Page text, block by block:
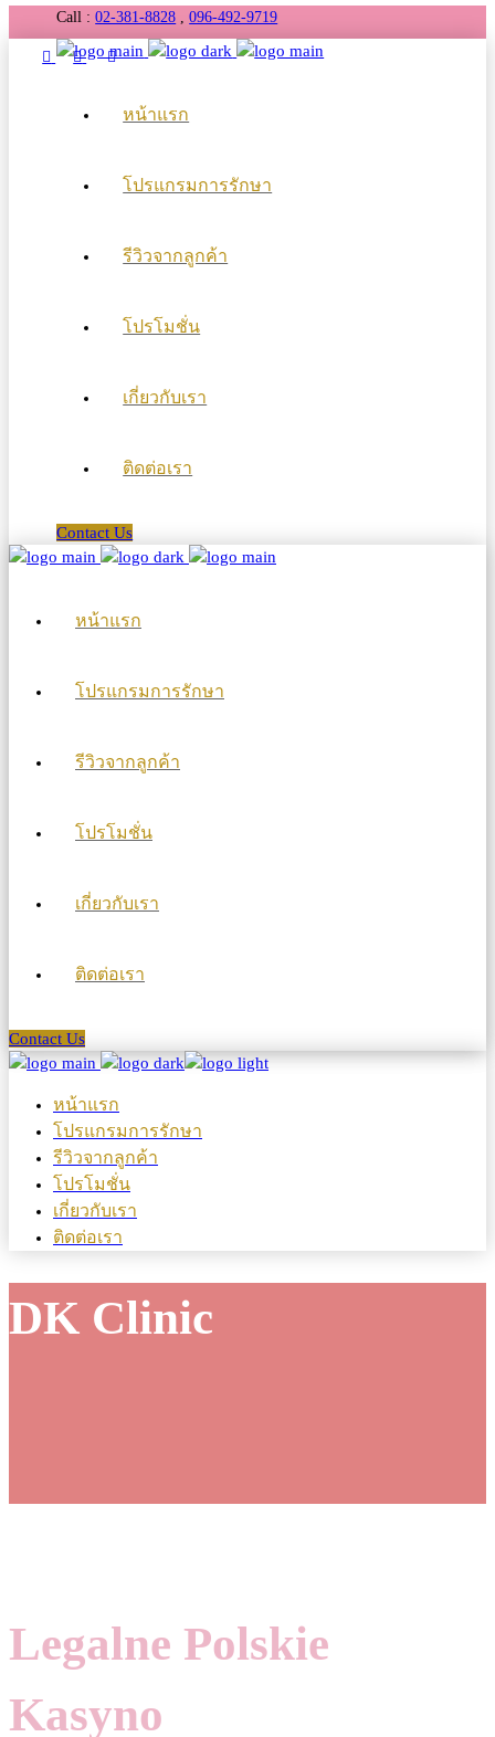
Call :02-381-8828 ,096-492-9719
หน้าแรก
โปรแกรมการรักษา
รีวิวจากลูกค้า
โปรโมชั่น
เกี่ยวกับเรา
ติดต่อเรา
Contact Us
หน้าแรก
โปรแกรมการรักษา
รีวิวจากลูกค้า
โปรโมชั่น
เกี่ยวกับเรา
ติดต่อเรา
Contact Us
หน้าแรก
โปรแกรมการรักษา
รีวิวจากลูกค้า
โปรโมชั่น
เกี่ยวกับเรา
ติดต่อเรา
DK Clinic
Legalne Polskie
Kasyno